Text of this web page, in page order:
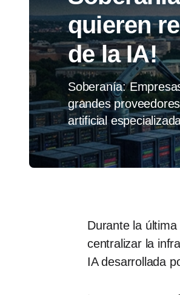
quieren
de la IA!
Soberanía:
grandes
artificial
Durante la
centralizar la
IA desarrollada